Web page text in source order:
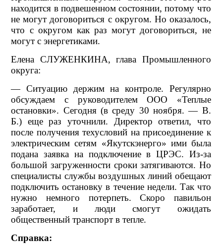
находится в подвешенном состоянии, потому что
не могут договориться с округом. Но оказалось,
что с округом как раз могут договориться, не
могут с энергетиками.
Елена СЛУЖЕНКИНА, глава Промышленного
округа:
— Ситуацию держим на контроле. Регулярно
обсуждаем с руководителем ООО «Теплые
остановки». Сегодня (в среду 30 ноября. — В.
Б.) еще раз уточнили. Директор ответил, что
после получения техусловий на присоединение к
электрическим сетям «Якутскэнерго» ими была
подана заявка на подключение в ЦРЭС. Из-за
большой загруженности сроки затягиваются. Но
специалисты службы воздушных линий обещают
подключить остановку в течение недели. Так что
нужно немного потерпеть. Скоро павильон
заработает, и люди смогут ожидать
общественный транспорт в тепле.
Справка: